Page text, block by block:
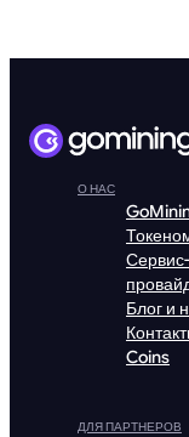
О НАС
Сервис-
Блог и
Coins
ДЛЯ ПАРТНЕРОВ